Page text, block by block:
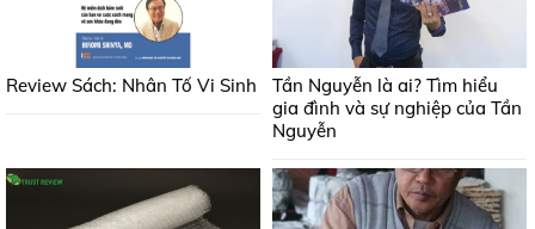
Review Sách: Nhân Tố Vi Sinh
Tần Nguyễn là ai? Tìm hiểu
gia đình và sự nghiệp của Tần
Nguyễn